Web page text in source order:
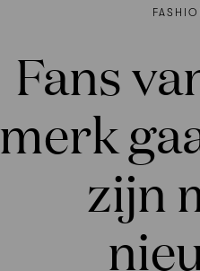
Fans
merk
zijn